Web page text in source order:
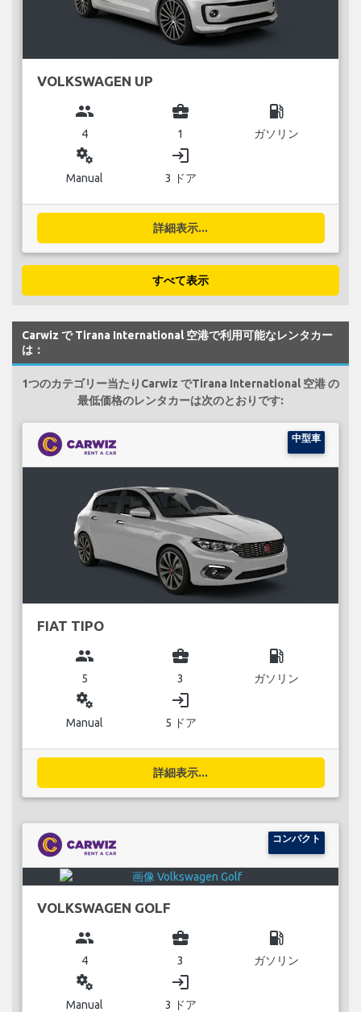
VOLKSWAGEN UP
group
4
business_center
1
local_gas_station
ガソリン
miscellaneous_services
Manual
login
3 ドア
詳細表示...
すべて表示
Carwiz で Tirana International 空港で利用可能なレンタカー
は：
1つのカテゴリー当たりCarwiz でTirana International 空港 の
最低価格のレンタカーは次のとおりです:
中型車
FIAT TIPO
group
5
business_center
3
local_gas_station
ガソリン
miscellaneous_services
Manual
login
5 ドア
詳細表示...
コンパクト
VOLKSWAGEN GOLF
group
4
business_center
3
local_gas_station
ガソリン
miscellaneous_services
Manual
login
3 ドア